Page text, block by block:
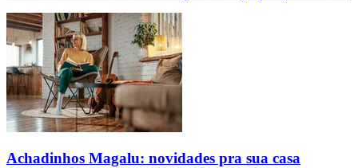
Achadinhos Magalu: novidades pra sua casa